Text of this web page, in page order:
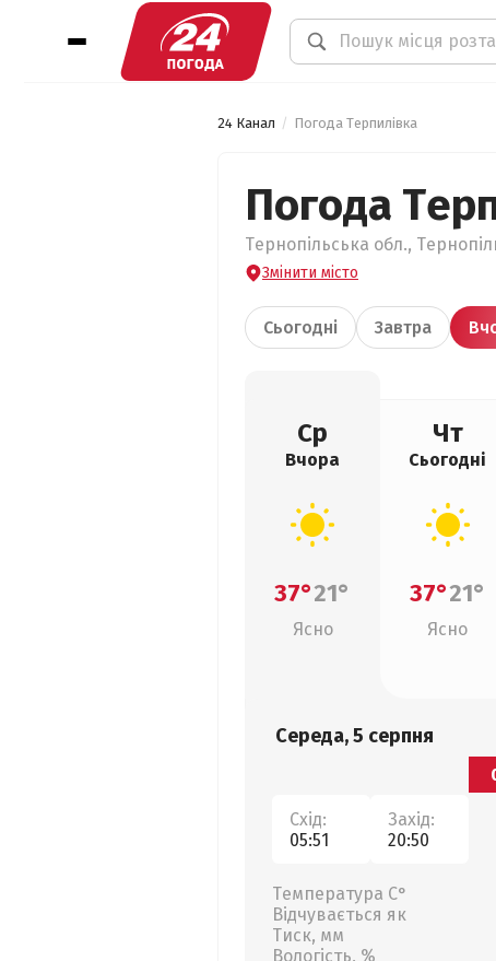
24 Канал Погода Терпилівка
Погода
Тернопільська обл.,
Змінити місто
Сьогодні Завтра
Ср
Вчора
37°21°
Ясно
Чт
Сьогодні
37°21°
Ясно
Середа, 5 серпня
Схід:
05:51
Захід:
20:50
Температура С°
Відчувається як
Тиск, мм
Вологість, %